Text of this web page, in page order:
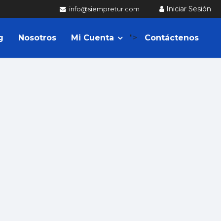
Iniciar Sesión
info@siempretur.com
Nosotros Mi Cuenta "> Contáctenos